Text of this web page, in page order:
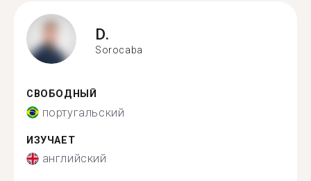
D.
Sorocaba
СВОБОДНЫЙ
португальский
ИЗУЧАЕТ
английский